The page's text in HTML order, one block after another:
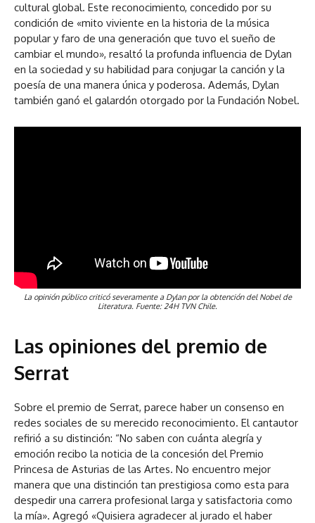
cultural global. Este reconocimiento, concedido por su
condición de «mito viviente en la historia de la música
popular y faro de una generación que tuvo el sueño de
cambiar el mundo», resaltó la profunda influencia de Dylan
en la sociedad y su habilidad para conjugar la canción y la
poesía de una manera única y poderosa. Además, Dylan
también ganó el galardón otorgado por la Fundación Nobel.
La opinión público criticó severamente a Dylan por la obtención del Nobel de
Literatura. Fuente: 24H TVN Chile.
Las opiniones del premio de
Serrat
Sobre el premio de Serrat, parece haber un consenso en
redes sociales de su merecido reconocimiento. El cantautor
refirió a su distinción: “No saben con cuánta alegría y
emoción recibo la noticia de la concesión del Premio
Princesa de Asturias de las Artes. No encuentro mejor
manera que una distinción tan prestigiosa como esta para
despedir una carrera profesional larga y satisfactoria como
la mía». Agregó «Quisiera agradecer al jurado el haber